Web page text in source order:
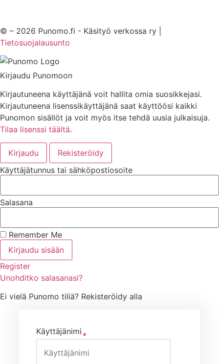
© – 2026 Punomo.fi - Käsityö verkossa ry |
Tietosuojalausunto
Kirjaudu Punomoon
Kirjautuneena käyttäjänä voit hallita omia suosikkejasi.
Kirjautuneena lisenssikäyttäjänä saat käyttöösi kaikki
Punomon sisällöt ja voit myös itse tehdä uusia julkaisuja.
Tilaa lisenssi täältä.
Kirjaudu
Rekisteröidy
Käyttäjätunnus tai sähköpostiosoite
Salasana
Remember Me
Kirjaudu sisään
Register
Unohditko salasanasi?
Ei vielä Punomo tiliä? Rekisteröidy alla
Käyttäjänimi